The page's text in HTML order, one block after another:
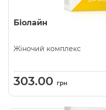
Біолайн
Жіночий комплекс
303.00 грн